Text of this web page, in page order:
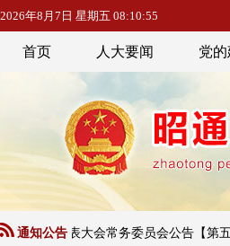
2026年8月7日 星期五 08:10:56
首页 人大要闻 党
通知公告
民代表大会常务委员会公告【第五届】